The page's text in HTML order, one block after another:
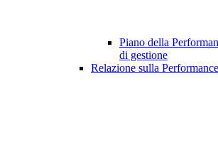
Piano della
di gestione
Relazione sulla Performance